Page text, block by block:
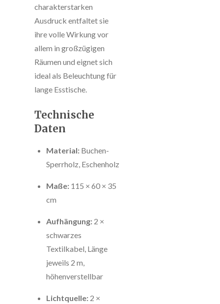
charakterstarken
Ausdruck entfaltet sie
ihre volle Wirkung vor
allem in großzügigen
Räumen und eignet sich
ideal als Beleuchtung für
lange Esstische.
Technische
Daten
Material: Buchen-
Sperrholz, Eschenholz
Maße: 115 × 60 × 35
cm
Aufhängung: 2 ×
schwarzes
Textilkabel, Länge
jeweils 2 m,
höhenverstellbar
Lichtquelle: 2 ×